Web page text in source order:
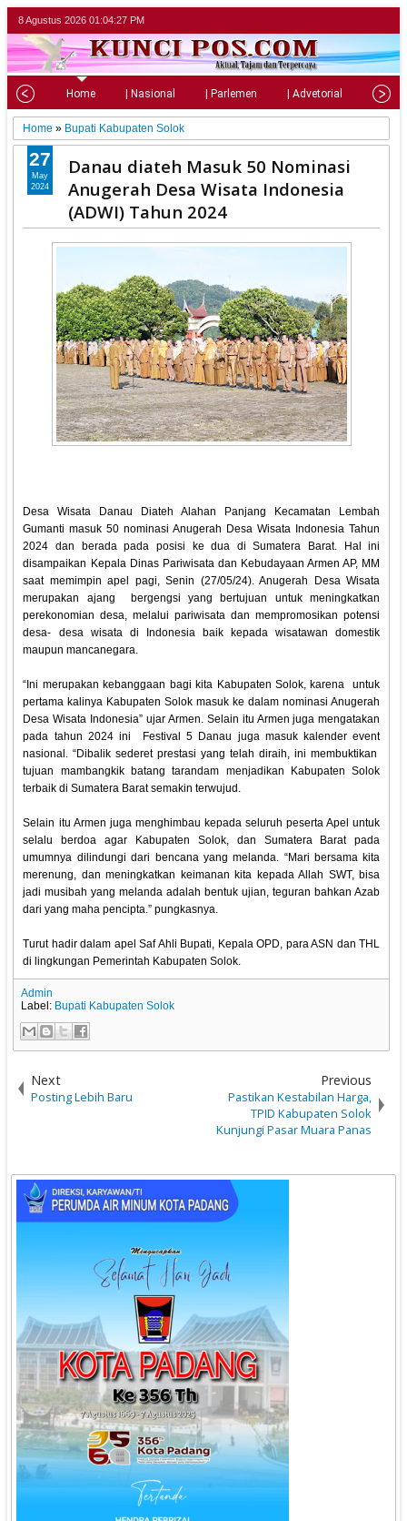
8 Agustus 2026 01:04:29 PM
Home | Nasional | Parlemen | Advetorial |
Home » Bupati Kabupaten Solok
Danau diateh Masuk 50 Nominasi
Anugerah Desa Wisata Indonesia
(ADWI) Tahun 2024
Desa Wisata Danau Diateh Alahan Panjang Kecamatan Lembah
Gumanti masuk 50 nominasi Anugerah Desa Wisata Indonesia Tahun
2024 dan berada pada posisi ke dua di Sumatera Barat. Hal ini
disampaikan Kepala Dinas Pariwisata dan Kebudayaan Armen AP, MM
saat memimpin apel pagi, Senin (27/05/24). Anugerah Desa Wisata
merupakan ajang bergengsi yang bertujuan untuk meningkatkan
perekonomian desa, melalui pariwisata dan mempromosikan potensi
desa- desa wisata di Indonesia baik kepada wisatawan domestik
maupun mancanegara.
“Ini merupakan kebanggaan bagi kita Kabupaten Solok, karena untuk
pertama kalinya Kabupaten Solok masuk ke dalam nominasi Anugerah
Desa Wisata Indonesia” ujar Armen. Selain itu Armen juga mengatakan
pada tahun 2024 ini Festival 5 Danau juga masuk kalender event
nasional. “Dibalik sederet prestasi yang telah diraih, ini membuktikan
tujuan mambangkik batang tarandam menjadikan Kabupaten Solok
terbaik di Sumatera Barat semakin terwujud.
Selain itu Armen juga menghimbau kepada seluruh peserta Apel untuk
selalu berdoa agar Kabupaten Solok, dan Sumatera Barat pada
umumnya dilindungi dari bencana yang melanda. “Mari bersama kita
merenung, dan meningkatkan keimanan kita kepada Allah SWT, bisa
jadi musibah yang melanda adalah bentuk ujian, teguran bahkan Azab
dari yang maha pencipta.” pungkasnya.
Turut hadir dalam apel Saf Ahli Bupati, Kepala OPD, para ASN dan THL
di lingkungan Pemerintah Kabupaten Solok.
27
May
2024
Admin
Label: Bupati Kabupaten Solok
Next
Posting Lebih Baru
Previous
Pastikan Kestabilan Harga,
TPID Kabupaten Solok
Kunjungi Pasar Muara Panas